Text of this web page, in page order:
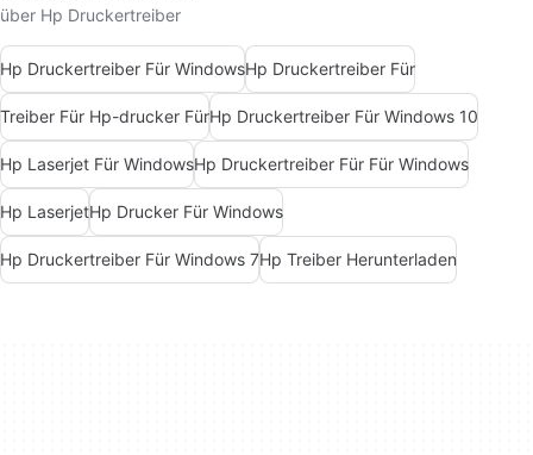
über Hp Druckertreiber
Hp Druckertreiber Für WindowsHp Druckertreiber Für
Treiber Für Hp-drucker FürHp Druckertreiber Für Windows 10
Hp Laserjet Für WindowsHp Druckertreiber Für Für Windows
Hp LaserjetHp Drucker Für Windows
Hp Druckertreiber Für Windows 7Hp Treiber Herunterladen